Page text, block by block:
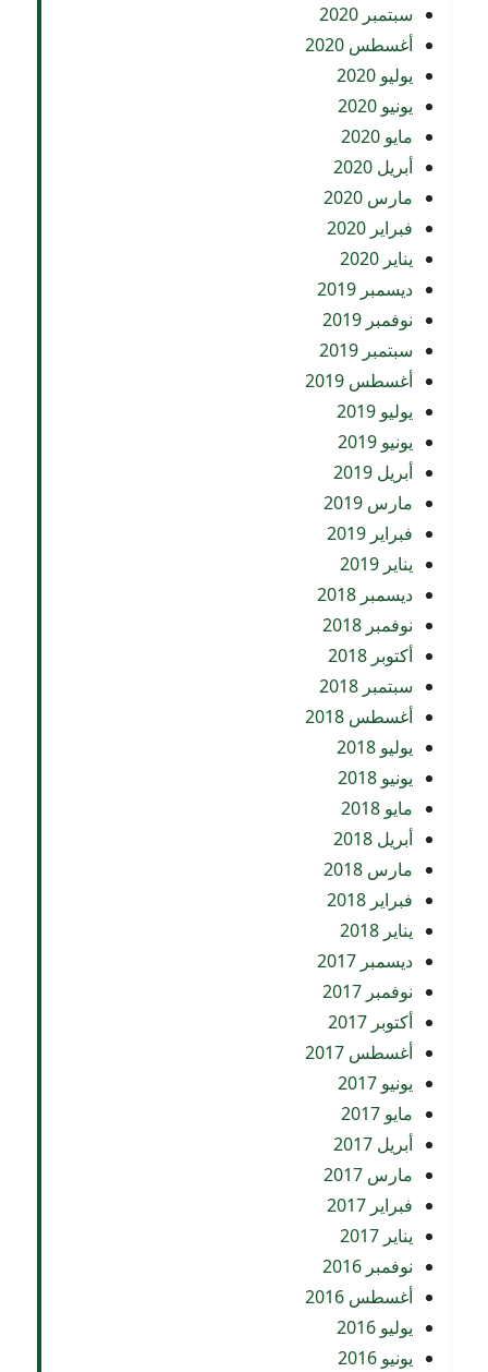
سبتمبر 2020
أغسطس 2020
يوليو 2020
يونيو 2020
مايو 2020
أبريل 2020
مارس 2020
فبراير 2020
يناير 2020
ديسمبر 2019
نوفمبر 2019
سبتمبر 2019
أغسطس 2019
يوليو 2019
يونيو 2019
أبريل 2019
مارس 2019
فبراير 2019
يناير 2019
ديسمبر 2018
نوفمبر 2018
أكتوبر 2018
سبتمبر 2018
أغسطس 2018
يوليو 2018
يونيو 2018
مايو 2018
أبريل 2018
مارس 2018
فبراير 2018
يناير 2018
ديسمبر 2017
نوفمبر 2017
أكتوبر 2017
أغسطس 2017
يونيو 2017
مايو 2017
أبريل 2017
مارس 2017
فبراير 2017
يناير 2017
نوفمبر 2016
أغسطس 2016
يوليو 2016
يونيو 2016